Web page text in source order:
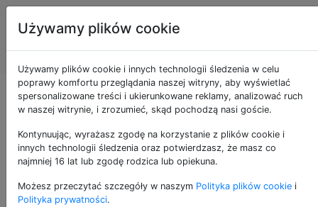
Programowanie
puzzli i Code
Golf
Prefiksy wielokątów
17
Wieloboki są nazywane po liczbie stron,
ma 8 boków. Ale jak się je nazywa? Jak
Używamy plików cookie
Używamy plików cookie i innych technologii śledzenia w celu
poprawy komfortu przeglądania naszej witryny, aby wyświetlać
spersonalizowane treści i ukierunkowane reklamy, analizować ruch
w naszej witrynie, i zrozumieć, skąd pochodzą nasi goście.
Kontynuując, wyrażasz zgodę na korzystanie z plików cookie i
innych technologii śledzenia oraz potwierdzasz, że masz co
najmniej 16 lat lub zgodę rodzica lub opiekuna.
Możesz przeczytać szczegóły w naszym Polityka plików cookie i
Polityka prywatności.